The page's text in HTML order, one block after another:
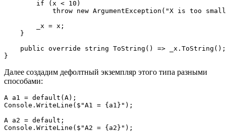
        if (x < 10)
throw new ArgumentException("X is too
        _x = x;
    }
    public override string ToString() => _x.ToString();
}
Далее создадим дефолтный экземпляр этого типа разными
способами:
A a1 = default(A);
Console.WriteLine($"A1 = {a1}");
A a2 = default;
Console.WriteLine($"A2 = {a2}");